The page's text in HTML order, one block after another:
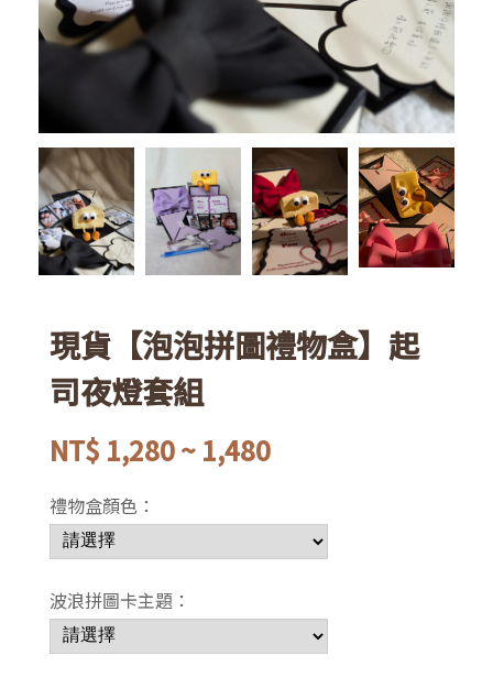
現貨【泡泡拼圖禮物盒】起
司夜燈套組
NT$ 1,280 ~ 1,480
禮物盒顏色：
波浪拼圖卡主題：